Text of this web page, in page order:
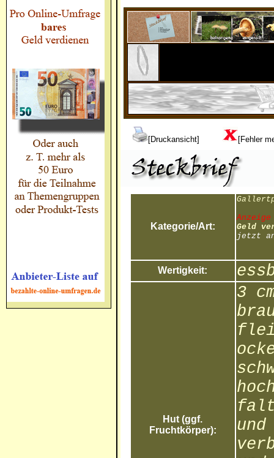
[Druckansicht] [Fehler
Kategorie/Art:
Anzeige
Geld
jetzt
Wertigkeit:
Hut (ggf.
Fruchtkörper):
3